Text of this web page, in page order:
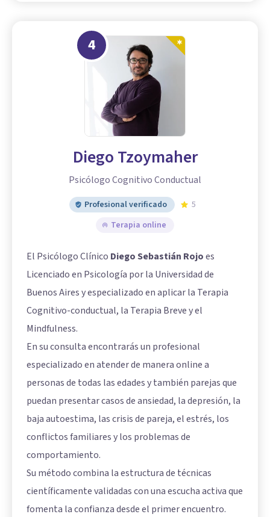
4
Diego Tzoymaher
Psicólogo Cognitivo Conductual
Profesional verificado
5
Terapia online
El Psicólogo Clínico Diego Sebastián Rojoes
Licenciado en Psicología por la Universidad de
Buenos Aires y especializado en aplicar la Terapia
Cognitivo-conductual, la Terapia Breve y el
Mindfulness.
En su consulta encontrarás un profesional
especializado en atender de manera online a
personas de todas las edades y también parejas que
puedan presentar casos de ansiedad, la depresión, la
baja autoestima, las crisis de pareja, el estrés, los
conflictos familiares y los problemas de
comportamiento.
Su método combina la estructura de técnicas
científicamente validadas con una escucha activa que
fomenta la confianza desde el primer encuentro.